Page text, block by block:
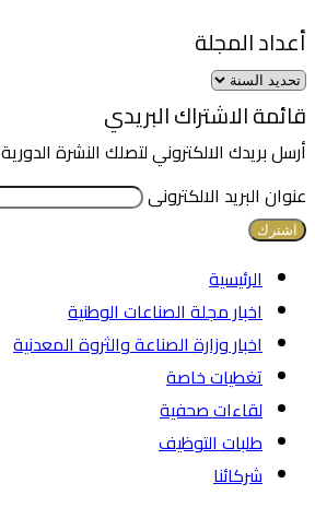
أعداد المجلة
قائمة الاشتراك البريدي
أرسل بريدك الالكتروني لتصلك النشرة الدورية
عنوان البريد الالكترونى
الرئيسية
اخبار مجلة الصناعات الوطنية
اخبار وزارة الصناعة والثروة المعدنية
تغطيات خاصة
لقاءات صحفية
طلبات التوظيف
شركائنا